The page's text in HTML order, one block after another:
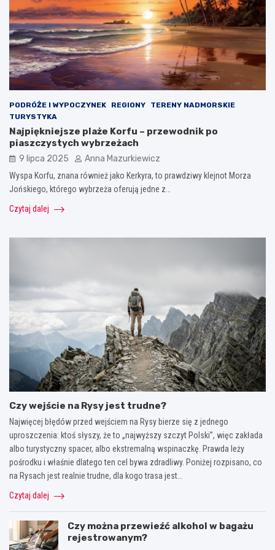
PODRÓŻE I WYPOCZYNEK REGIONY
TERENY NADMORSKIE
TURYSTYKA
Najpiękniejsze plaże Korfu – przewodnik po
piaszczystych wybrzeżach
9 lipca 2025 Anna Mazurkiewicz
Wyspa Korfu, znana również jako Kerkyra, to prawdziwy klejnot Morza
Jońskiego, którego wybrzeża oferują jedne z…
Czytaj dalej
Czy wejście na Rysy jest trudne?
Najwięcej błędów przed wejściem na Rysy bierze się z jednego
uproszczenia: ktoś słyszy, że to „najwyższy szczyt Polski”, więc zakłada
albo turystyczny spacer, albo ekstremalną wspinaczkę. Prawda leży
pośrodku i właśnie dlatego ten cel bywa zdradliwy. Poniżej rozpisano, co
na Rysach jest realnie trudne, dla kogo trasa jest…
Czytaj dalej
Czy można przewieźć alkohol w bagażu
rejestrowanym?